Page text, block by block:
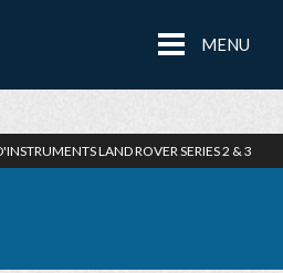
MENU
LAND ROVER SERIES 2 & 3